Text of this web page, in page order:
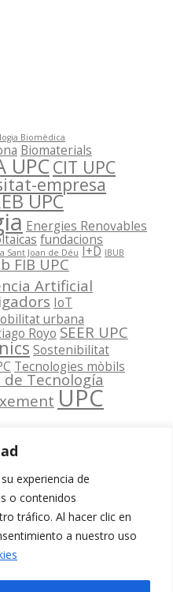
experiencia de
o contenidos
tráfico. Al hacer clic en
a nuestro uso
Biomèdica
Biomaterials
UPCCIT UPC
empresa
UPC
Energies Renovables
fundacions
Sant Joan de Déu I+D IBUB
FIB UPC
Artificial
IoT
urbana
Royo SEER UPC
Sostenibilitat
Tecnologies mòbils
Tecnología
UPC
Segueix-nos